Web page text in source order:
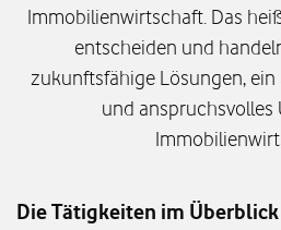
Immobilienwirtschaft. Das
entscheiden und
zukunftsfähige Lösungen,
und anspruchsvolles
Die Tätigkeiten im Überblick